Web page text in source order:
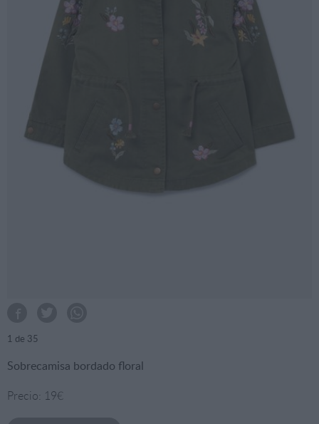
1 de 35
Sobrecamisa bordado floral
Precio: 19€